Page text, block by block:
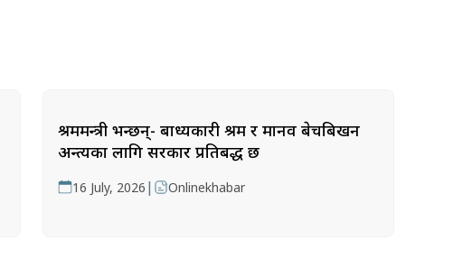
श्रममन्त्री भन्छन्- बाध्यकारी श्रम र मानव बेचबिखन
अन्त्यका लागि सरकार प्रतिबद्ध छ
16 July, 2026 | Onlinekhabar